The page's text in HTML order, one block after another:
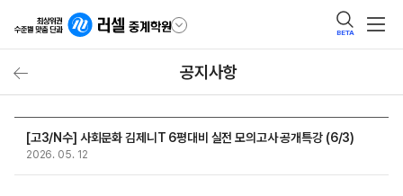
BETA
공지사항
[고3/N수] 사회문화 김제니T 6평대비 실전 모의고사 공개특강 (6/3)
2026. 05. 12